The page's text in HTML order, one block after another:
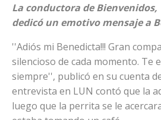
La conductora de Bienvenidos,
dedicó un emotivo mensaje a
''Adiós mi Benedicta!!! Gran
silencioso de cada momento. Te
siempre'', publicó en su cuenta
entrevista en LUN contó que la
luego que la perrita se le